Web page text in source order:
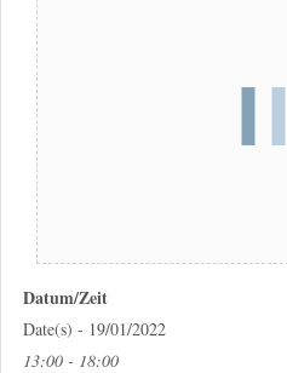
Datum/Zeit
Date(s) - 19/01/2022
13:00 - 18:00